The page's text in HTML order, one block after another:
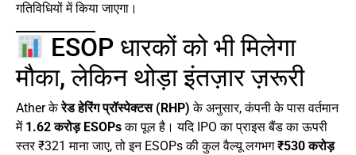
गतिविधियों में किया जाएगा।
ESOP धारकों को भी मिलेगा
मौका, लेकिन थोड़ा इंतज़ार ज़रूरी
Ather केरेड हेरिंग प्रॉस्पेक्टस (RHP) के अनुसार, कंपनी के पास वर्तमान
में 1.62 करोड़ ESOPsका पूल है। यदि IPO का प्राइस बैंड का ऊपरी
स्तर ₹321 माना जाए, तो इन ESOPs की कुल वैल्यू लगभग₹530 करोड़